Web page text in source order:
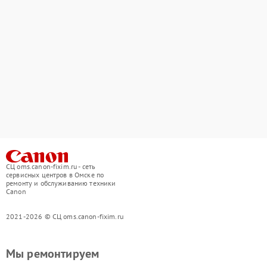
СЦ oms.canon-fixim.ru - сеть
сервисных центров в Омске по
ремонту и обслуживанию техники
Canon
2021-2026 © СЦ oms.canon-fixim.ru
Мы ремонтируем